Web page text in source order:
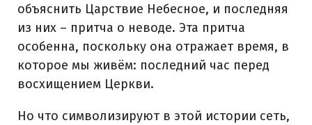
объяснить Царствие Небесное, и последняя
из них – притча о неводе. Эта притча
особенна, поскольку она отражает время, в
которое мы живём: последний час перед
восхищением Церкви.
Но что символизируют в этой истории сеть,